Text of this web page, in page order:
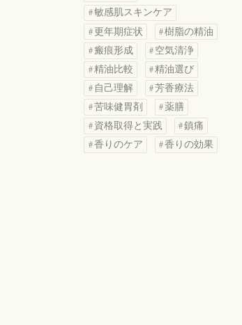
敏感肌スキンケア
更年期症状
樹脂の精油
瘢痕形成
空気清浄
精油比較
精油選び
自己理解
芳香療法
苦味健胃剤
薬膳
資格取得と実践
鎮痛
香りのケア
香りの効果